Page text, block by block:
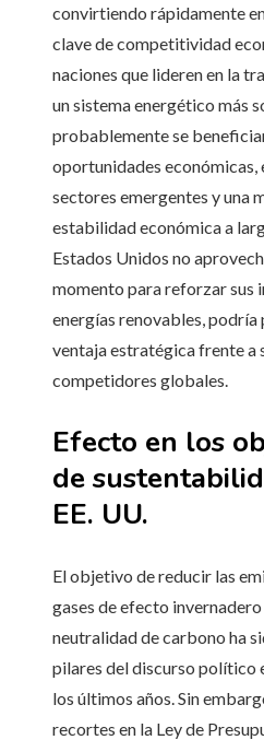
convirtiendo rápidamente
clave de competitividad
naciones que lideren en la
un sistema energético más
probablemente se
oportunidades económicas,
sectores emergentes y una
estabilidad económica a
Estados Unidos no
momento para reforzar sus
energías renovables, podría
ventaja estratégica frente a
competidores globales.
Efecto en los
de
EE. UU.
El objetivo de reducir las
gases de efecto
neutralidad de carbono ha
pilares del discurso político
los últimos años. Sin
recortes en la Ley de